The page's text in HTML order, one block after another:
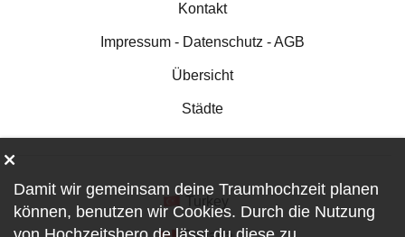
Kontakt
Impressum - Datenschutz - AGB
Übersicht
Städte
Damit wir gemeinsam deine Traumhochzeit planen
können, benutzen wir Cookies. Durch die Nutzung